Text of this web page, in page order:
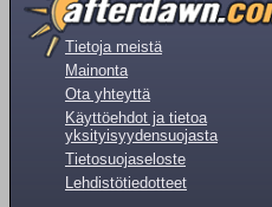
Tietoja meistä
Mainonta
Ota yhteyttä
Käyttöehdot ja tietoa
yksityisyydensuojasta
Tietosuojaseloste
Lehdistötiedotteet